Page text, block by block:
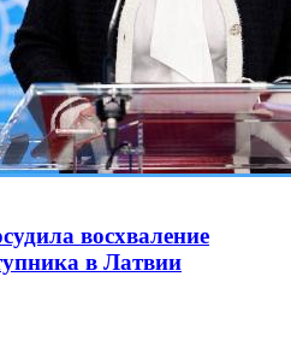
восхваление
в Латвии